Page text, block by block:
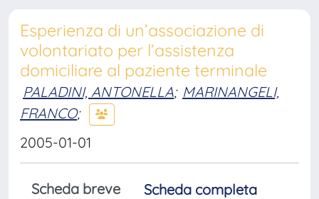
Esperienza di un’associazione di
volontariato per l’assistenza
domiciliare al paziente terminale
PALADINI, ANTONELLA; MARINANGELI,
FRANCO;
2005-01-01
Scheda breve
Scheda completa